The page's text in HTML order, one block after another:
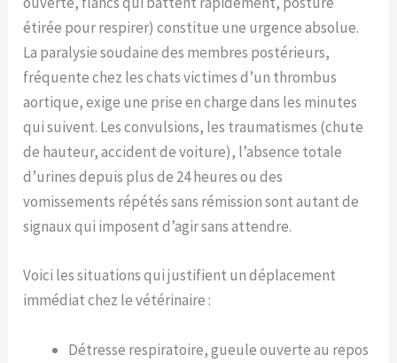
étirée pour respirer) constitue une urgence absolue.
La paralysie soudaine des membres postérieurs,
fréquente chez les chats victimes d’un thrombus
aortique, exige une prise en charge dans les minutes
qui suivent. Les convulsions, les traumatismes (chute
de hauteur, accident de voiture), l’absence totale
d’urines depuis plus de 24 heures ou des
vomissements répétés sans rémission sont autant de
signaux qui imposent d’agir sans attendre.
Voici les situations qui justifient un déplacement
immédiat chez le vétérinaire :
Détresse respiratoire, gueule ouverte au repos